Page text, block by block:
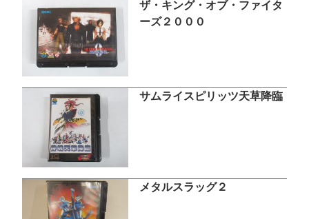
ザ・キング・オブ・ファイタ
ーズ２０００
サムライスピリッツ天草降臨
メタルスラッグ２